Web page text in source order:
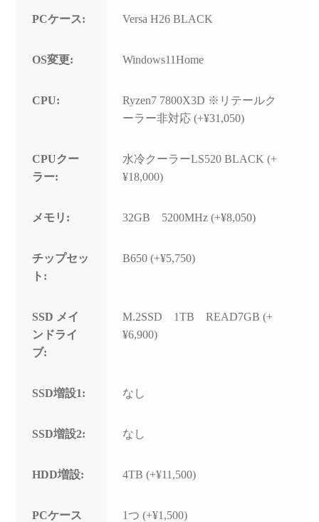
PCケース: Versa H26 BLACK
OS変更: Windows11Home
CPU:
Ryzen7 7800X3D ※リテールク
ーラー非対応 (+¥31,050)
CPUクー
ラー:
水冷クーラーLS520 BLACK (+
¥18,000)
メモリ: 32GB 5200MHz (+¥8,050)
チップセッ
ト:
B650 (+¥5,750)
SSD メイ
ンドライ
ブ:
M.2SSD 1TB READ7GB (+
¥6,900)
SSD増設1: なし
SSD増設2: なし
HDD増設: 4TB (+¥11,500)
PCケース
1つ (+¥1,500)